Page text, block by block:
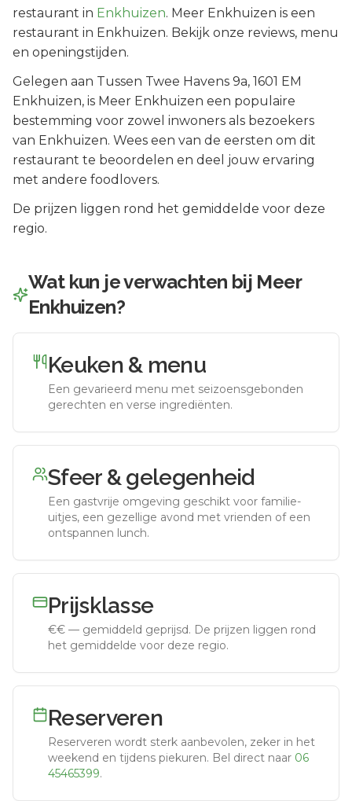
restaurant in Enkhuizen. Meer Enkhuizen is een
restaurant in Enkhuizen. Bekijk onze reviews, menu
en openingstijden.
Gelegen aan Tussen Twee Havens 9a, 1601 EM
Enkhuizen, is Meer Enkhuizen een populaire
bestemming voor zowel inwoners als bezoekers
van Enkhuizen. Wees een van de eersten om dit
restaurant te beoordelen en deel jouw ervaring
met andere foodlovers.
De prijzen liggen rond het gemiddelde voor deze
regio.
Wat kun je verwachten bij Meer
Enkhuizen?
Keuken & menu
Een gevarieerd menu met seizoensgebonden
gerechten en verse ingrediënten.
Sfeer & gelegenheid
Een gastvrije omgeving geschikt voor familie-
uitjes, een gezellige avond met vrienden of een
ontspannen lunch.
Prijsklasse
€€ — gemiddeld geprijsd. De prijzen liggen rond
het gemiddelde voor deze regio.
Reserveren
Reserveren wordt sterk aanbevolen, zeker in het
weekend en tijdens piekuren. Bel direct naar 06
45465399.